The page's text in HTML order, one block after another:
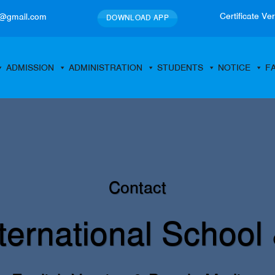
DOWNLOAD APP Certificate
ADMISSION ADMINISTRATION STUDENTS NOTICE
Contact
School